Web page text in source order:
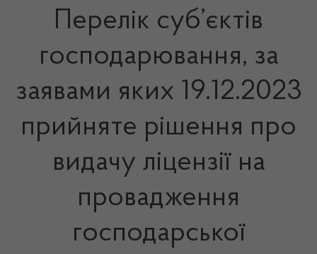
Перелік суб’єктів
господарювання, за
заявами яких 19.12.2023
прийняте рішення про
видачу ліцензії на
провадження
господарської